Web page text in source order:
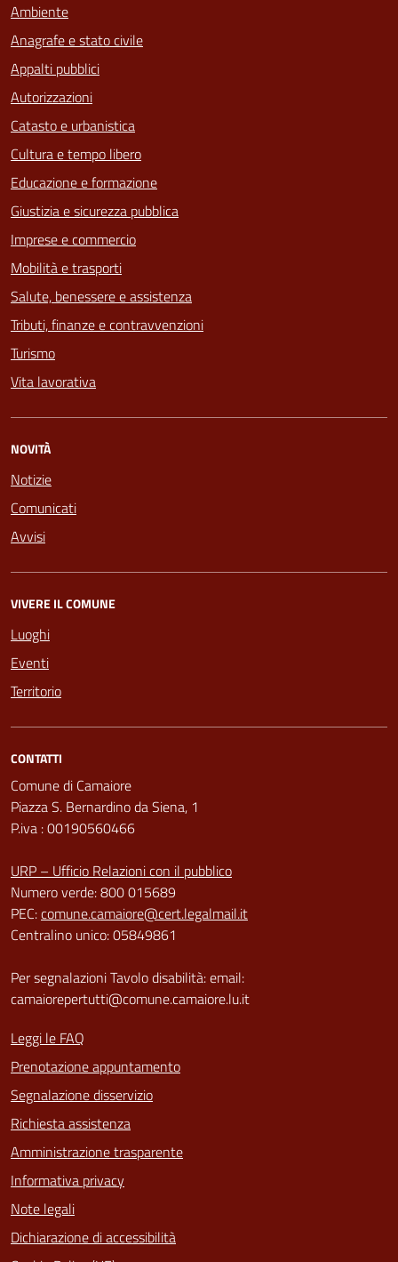
Ambiente
Anagrafe e stato civile
Appalti pubblici
Autorizzazioni
Catasto e urbanistica
Cultura e tempo libero
Educazione e formazione
Giustizia e sicurezza pubblica
Imprese e commercio
Mobilità e trasporti
Salute, benessere e assistenza
Tributi, finanze e contravvenzioni
Turismo
Vita lavorativa
NOVITÀ
Notizie
Comunicati
Avvisi
VIVERE IL COMUNE
Luoghi
Eventi
Territorio
CONTATTI
Comune di Camaiore
Piazza S. Bernardino da Siena, 1
P.iva : 00190560466
URP – Ufficio Relazioni con il pubblico
Numero verde: 800 015689
PEC:comune.camaiore@cert.legalmail.it
Centralino unico: 05849861
Per segnalazioni Tavolo disabilità: email:
camaiorepertutti@comune.camaiore.lu.it
Leggi le FAQ
Prenotazione appuntamento
Segnalazione disservizio
Richiesta assistenza
Amministrazione trasparente
Informativa privacy
Note legali
Dichiarazione di accessibilità